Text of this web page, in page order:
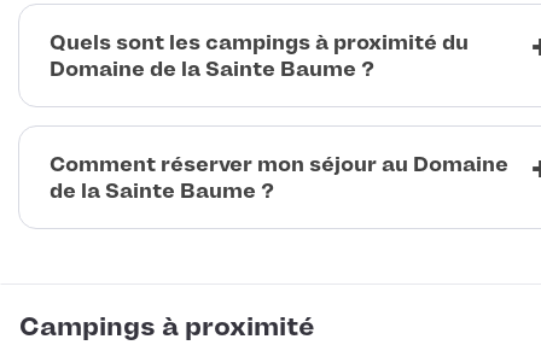
Quels sont les campings à proximité du
Domaine de la Sainte Baume ?
Comment réserver mon séjour au Domaine
de la Sainte Baume ?
Campings à proximité